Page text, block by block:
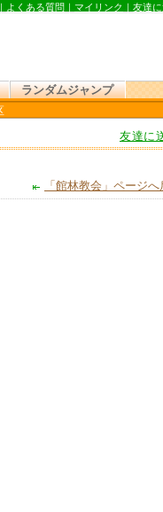
よくある質問 ｜ マイリンク ｜ 友達
ランダムジャンプ
友達に
「館林教会」ページへ